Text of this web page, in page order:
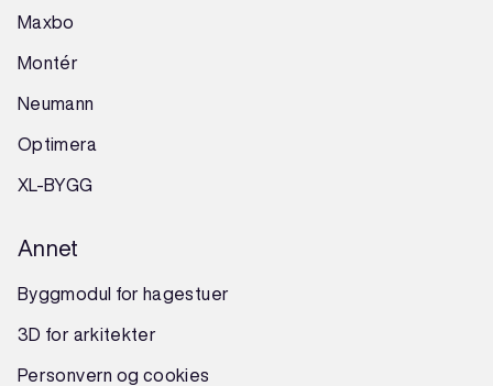
Maxbo
Montér
Neumann
Optimera
XL-BYGG
Annet
Byggmodul for hagestuer
3D for arkitekter
Personvern og cookies